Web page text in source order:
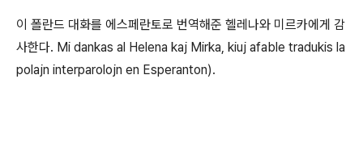
이 폴란드 대화를 에스페란토로 번역해준 헬레나와 미르카에게 감
사한다. Mi dankas al Helena kaj Mirka, kiuj afable tradukis la
polajn interparolojn en Esperanton).